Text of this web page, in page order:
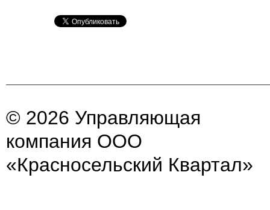
© 2026 Управляющая
компания ООО
«Красносельский Квартал»